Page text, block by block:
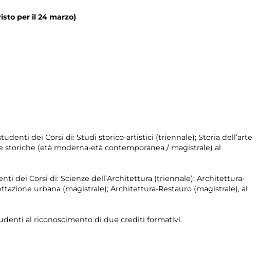
per il 24 marzo)
dei Corsi di: Studi storico-artistici (triennale); Storia dell’arte
storiche (età moderna-età contemporanea / magistrale) al
dei Corsi di: Scienze dell’Architettura (triennale); Architettura-
urbana (magistrale); Architettura-Restauro (magistrale), al
al riconoscimento di due crediti formativi.